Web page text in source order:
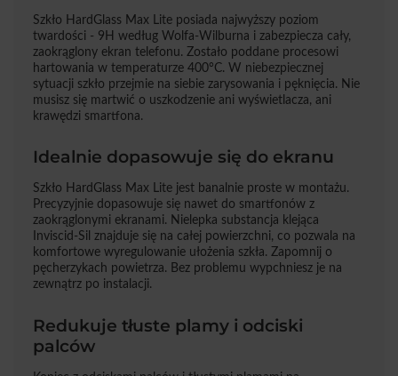
Szkło HardGlass Max Lite posiada najwyższy poziom
twardości - 9H według Wolfa-Wilburna i zabezpiecza cały,
zaokrąglony ekran telefonu. Zostało poddane procesowi
hartowania w temperaturze 400°C. W niebezpiecznej
sytuacji szkło przejmie na siebie zarysowania i pęknięcia. Nie
musisz się martwić o uszkodzenie ani wyświetlacza, ani
krawędzi smartfona.
Idealnie dopasowuje się do ekranu
Szkło HardGlass Max Lite jest banalnie proste w montażu.
Precyzyjnie dopasowuje się nawet do smartfonów z
zaokrąglonymi ekranami. Nielepka substancja klejąca
Inviscid-Sil znajduje się na całej powierzchni, co pozwala na
komfortowe wyregulowanie ułożenia szkła. Zapomnij o
pęcherzykach powietrza. Bez problemu wypchniesz je na
zewnątrz po instalacji.
Redukuje tłuste plamy i odciski
palców